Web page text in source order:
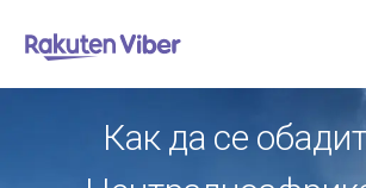
Как да се